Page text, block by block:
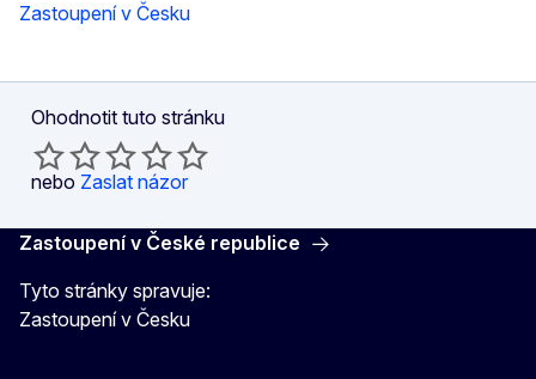
Zastoupení v Česku
Ohodnotit tuto stránku
nebo Zaslat názor
Zastoupení v České republice
Tyto stránky spravuje:
Zastoupení v Česku